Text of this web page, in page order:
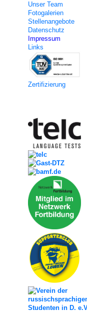
Unser Team
Fotogalerien
Stellenangebote
Datenschutz
Impressum
Links
Zertifizierung